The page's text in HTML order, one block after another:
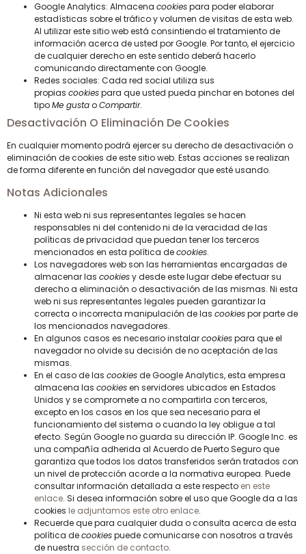
Google Analytics: Almacena cookiespara poder elaborar
estadísticas sobre el tráfico y volumen de visitas de esta web.
Al utilizar este sitio web está consintiendo el tratamiento de
información acerca de usted por Google. Por tanto, el ejercicio
de cualquier derecho en este sentido deberá hacerlo
comunicando directamente con Google.
Redes sociales: Cada red social utiliza sus
propias cookiespara que usted pueda pinchar en botones del
tipoMe gustaoCompartir.
Desactivación O Eliminación De Cookies
En cualquier momento podrá ejercer su derecho de desactivación o
eliminación de cookies de este sitio web. Estas acciones se realizan
de forma diferente en función del navegador que esté usando.
Notas Adicionales
Ni esta web ni sus representantes legales se hacen
responsables ni del contenido ni de la veracidad de las
políticas de privacidad que puedan tener los terceros
mencionados en esta política decookies.
Los navegadores web son las herramientas encargadas de
almacenar las cookiesy desde este lugar debe efectuar su
derecho a eliminación o desactivación de las mismas. Ni esta
web ni sus representantes legales pueden garantizar la
correcta o incorrecta manipulación de las cookiespor parte de
los mencionados navegadores.
En algunos casos es necesario instalarcookiespara que el
navegador no olvide su decisión de no aceptación de las
mismas.
En el caso de las cookiesde Google Analytics, esta empresa
almacena las cookiesen servidores ubicados en Estados
Unidos y se compromete a no compartirla con terceros,
excepto en los casos en los que sea necesario para el
funcionamiento del sistema o cuando la ley obligue a tal
efecto. Según Google no guarda su dirección IP. Google Inc. es
una compañía adherida al Acuerdo de Puerto Seguro que
garantiza que todos los datos transferidos serán tratados con
un nivel de protección acorde a la normativa europea. Puede
consultar información detallada a este respecto en este
enlace. Si desea información sobre el uso que Google da a las
cookies le adjuntamos este otro enlace.
Recuerde que para cualquier duda o consulta acerca de esta
política decookiespuede comunicarse con nosotros a través
de nuestra sección de contacto.